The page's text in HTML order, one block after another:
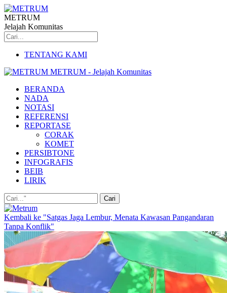
METRUM
Jelajah Komunitas
TENTANG KAMI
METRUM - Jelajah Komunitas
BERANDA
NADA
NOTASI
REFERENSI
REPORTASE
CORAK
KOMET
PERSIBTONE
INFOGRAFIS
BEIB
LIRIK
Kembali ke "Satgas Jaga Lembur, Menata Kawasan Pangandaran
Tanpa Konflik"